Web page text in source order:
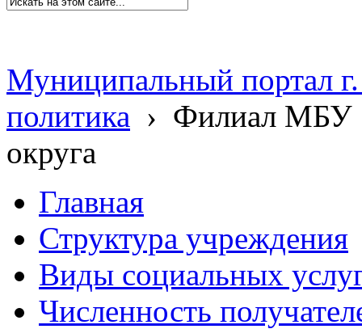
Муниципальный портал
политика › Филиал МБУ
округа
Главная
Структура учреждения
Виды социальных
Численность